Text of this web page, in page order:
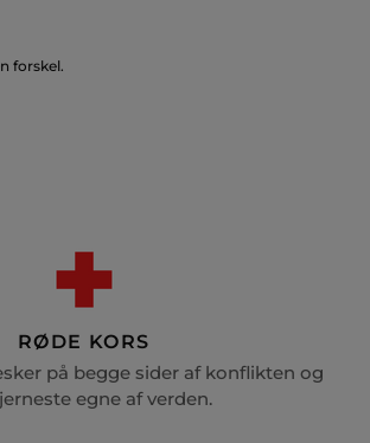
forskel.
RØDE KORS
på begge sider af konflikten og
egne af verden.